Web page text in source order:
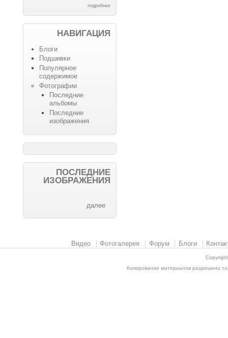
подробнее
НАВИГАЦИЯ
Блоги
Подшивки
Популярное
содержимое
Фотографии
Последние
альбомы
Последние
изображения
ПОСЛЕДНИЕ
ИЗОБРАЖЕНИЯ
далее
Видео Фотогалерея Форум Блоги
Копирование материалов разрешено